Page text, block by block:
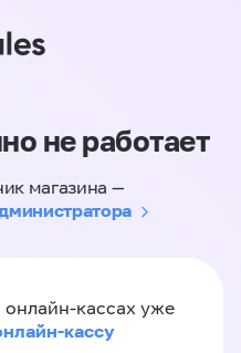
не работает
магазина —
кассах уже
кассу